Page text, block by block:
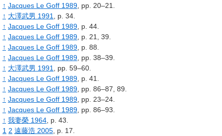
↑ Jacques Le Goff 1989, pp. 20–21.
↑ 大澤武男 1991, p. 34.
↑ Jacques Le Goff 1989, p. 44.
↑ Jacques Le Goff 1989, p. 21, 39.
↑ Jacques Le Goff 1989, p. 88.
↑ Jacques Le Goff 1989, pp. 38–39.
↑ 大澤武男 1991, pp. 59–60.
↑ Jacques Le Goff 1989, p. 41.
↑ Jacques Le Goff 1989, pp. 86–87, 89.
↑ Jacques Le Goff 1989, pp. 23–24.
↑ Jacques Le Goff 1989, pp. 86–93.
↑ 我妻榮 1964, p. 43.
1 2 遠藤浩 2005, p. 17.